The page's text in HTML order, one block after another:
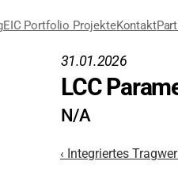
EIC Portfolio ProjekteKontakt
31.01.2026
LCC
N/A
‹ Integriertes